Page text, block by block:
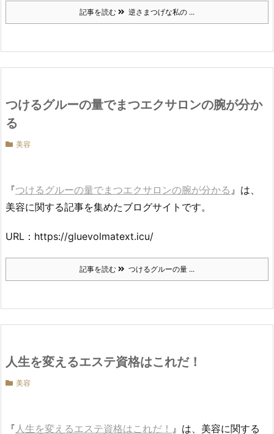
記事を読む 逆さまつげな私の ...
つけるグルーの量でまつエクサロンの腕が分か
る
美容
『つけるグルーの量でまつエクサロンの腕が分かる 』は、
美容に関する記事を集めたブログサイトです。
URL：https://gluevolmatext.icu/
記事を読む つけるグルーの量 ...
人生を変えるエステ資格はこれだ！
美容
『 人生を変えるエステ資格はこれだ！ 』は、美容に関する